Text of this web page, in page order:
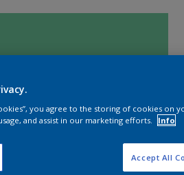
you agree to the storing of cookies on
and assist in our marketing efforts.
Info
Accept All